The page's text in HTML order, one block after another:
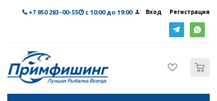
Вход Регистрация
+7 950 283-00-55 с 10:00 до 19:00